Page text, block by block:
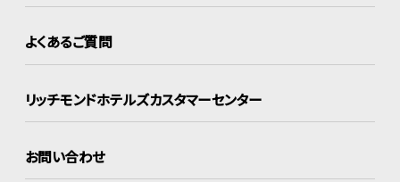
よくあるご質問
リッチモンドホテルズカスタマーセンター
お問い合わせ